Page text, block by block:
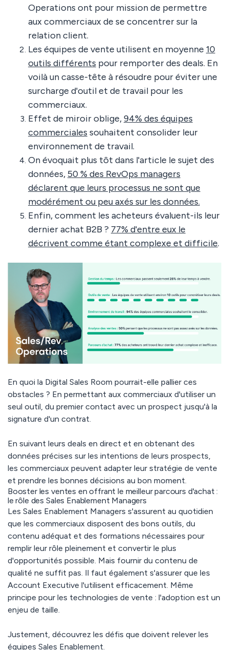
Operations ont pour mission de permettre
aux commerciaux de se concentrer sur la
relation client.
Les équipes de vente utilisent en moyenne 10
outils différents pour remporter des deals. En
voilà un casse-tête à résoudre pour éviter une
surcharge d'outil et de travail pour les
commerciaux.
Effet de miroir oblige,94% des équipes
commerciales souhaitent consolider leur
environnement de travail.
On évoquait plus tôt dans l'article le sujet des
données, 50 % des RevOps managers
déclarent que leurs processus ne sont que
modérément ou peu axés sur les données.
Enfin, comment les acheteurs évaluent-ils leur
dernier achat B2B ? 77% d'entre eux le
décrivent comme étant complexe et difficile.
En quoi la Digital Sales Room pourrait-elle pallier ces
obstacles ? En permettant aux commerciaux d'utiliser un
seul outil, du premier contact avec un prospect jusqu'à la
signature d'un contrat.
En suivant leurs deals en direct et en obtenant des
données précises sur les intentions de leurs prospects,
les commerciaux peuvent adapter leur stratégie de vente
et prendre les bonnes décisions au bon moment.
Booster les ventes en offrant le meilleur parcours d'achat :
le rôle des Sales Enablement Managers
Les Sales Enablement Managers s'assurent au quotidien
que les commerciaux disposent des bons outils, du
contenu adéquat et des formations nécessaires pour
remplir leur rôle pleinement et convertir le plus
d'opportunités possible. Mais fournir du contenu de
qualité ne suffit pas. Il faut également s'assurer que les
Account Executive l'utilisent efficacement. Même
principe pour les technologies de vente : l'adoption est un
enjeu de taille.
Justement, découvrez les défis que doivent relever les
équipes Sales Enablement.